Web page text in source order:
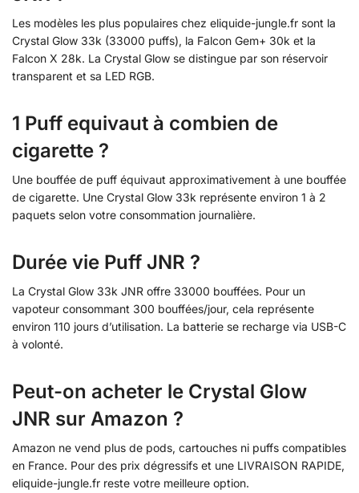
Les modèles les plus populaires chez eliquide-jungle.fr sont la
Crystal Glow 33k (33000 puffs), la Falcon Gem+ 30k et la
Falcon X 28k. La Crystal Glow se distingue par son réservoir
transparent et sa LED RGB.
1 Puff equivaut à combien de
cigarette ?
Une bouffée de puff équivaut approximativement à une bouffée
de cigarette. Une Crystal Glow 33k représente environ 1 à 2
paquets selon votre consommation journalière.
Durée vie Puff JNR ?
La Crystal Glow 33k JNR offre 33000 bouffées. Pour un
vapoteur consommant 300 bouffées/jour, cela représente
environ 110 jours d’utilisation. La batterie se recharge via USB-C
à volonté.
Peut-on acheter le Crystal Glow
JNR sur Amazon ?
Amazon ne vend plus de pods, cartouches ni puffs compatibles
en France. Pour des prix dégressifs et une LIVRAISON RAPIDE,
eliquide-jungle.fr reste votre meilleure option.